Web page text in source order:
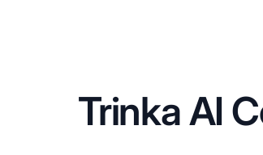
Trinka AI